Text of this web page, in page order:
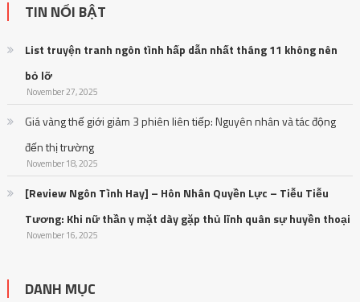
TIN NỔI BẬT
List truyện tranh ngôn tình hấp dẫn nhất tháng 11 không nên
bỏ lỡ
November 27, 2025
Giá vàng thế giới giảm 3 phiên liên tiếp: Nguyên nhân và tác động
đến thị trường
November 18, 2025
[Review Ngôn Tình Hay] – Hôn Nhân Quyền Lực – Tiễu Tiễu
Tương: Khi nữ thần y mặt dày gặp thủ lĩnh quân sự huyền thoại
November 16, 2025
DANH MỤC